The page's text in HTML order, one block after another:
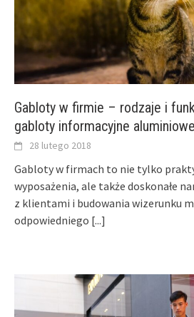
Gabloty w firmie – rodzaje i
gabloty informacyjne
28 lutego 2018
Gabloty w firmach to nie tylko
wyposażenia, ale także doskonałe
z klientami i budowania wizerunku
odpowiedniego [...]